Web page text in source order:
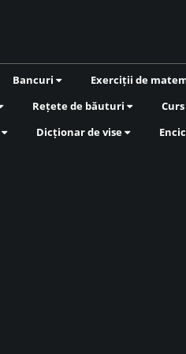
Bancuri Exerciții de
Rețete de băuturi
Dicționar de vise